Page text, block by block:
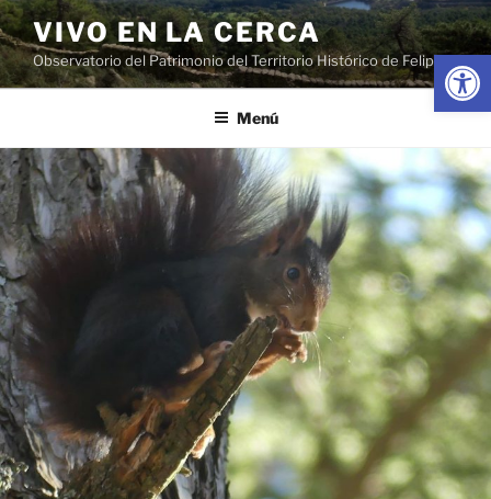
Abrir
Saltar
al
contenido
VIVO EN LA CERCA
Observatorio del Patrimonio del Territorio Histórico de Felipe II
Menú